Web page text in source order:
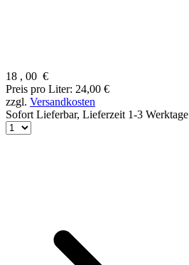
18 , 00 €
Preis pro Liter: 24,00 €
zzgl. Versandkosten
Sofort Lieferbar, Lieferzeit 1-3 Werktage